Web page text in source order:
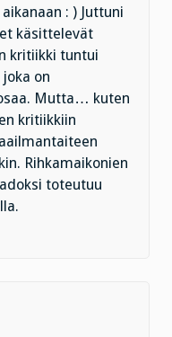
: ) Juttuni
käsittelevät
kritiikki tuntui
on
Mutta… kuten
kritiikkiin
Rihkamaikonien
toteutuu